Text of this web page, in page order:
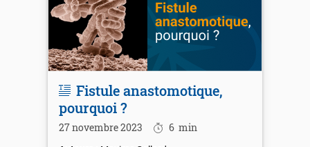
Fistule anastomotique,
pourquoi ?
27 novembre 2023 6 min